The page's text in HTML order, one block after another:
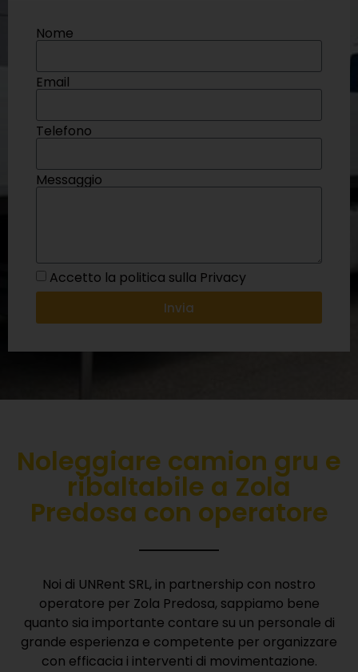
Nome
Email
Telefono
Messaggio
Accetto la politica sulla Privacy
Invia
Noleggiare camion gru e
ribaltabile a Zola
Predosa con operatore
Noi di UNRent SRL, in partnership con nostro
operatore per Zola Predosa, sappiamo bene
quanto sia importante contare su un personale di
grande esperienza e competente per organizzare
con efficacia i interventi di movimentazione.